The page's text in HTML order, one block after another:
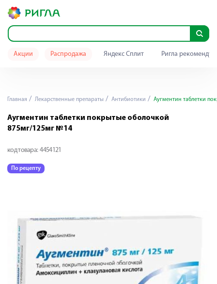
Акции Распродажа Яндекс Сплит Ригла
Главная Лекарственные препараты Антибиотики Аугментин таблетки
Аугментин таблетки покрытые оболочкой
875мг/125мг №14
код товара: 4454121
По рецепту